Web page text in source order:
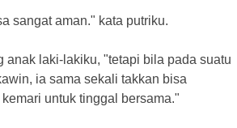
sangat aman." kata putriku.
anak laki-lakiku, "tetapi bila pada suatu
ia sama sekali takkan bisa
untuk tinggal bersama."